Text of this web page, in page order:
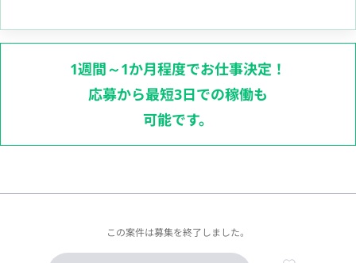
1週間～1か月程度でお仕事決定！
応募から最短3日での稼働も
可能です。
この案件は募集を終了しました。